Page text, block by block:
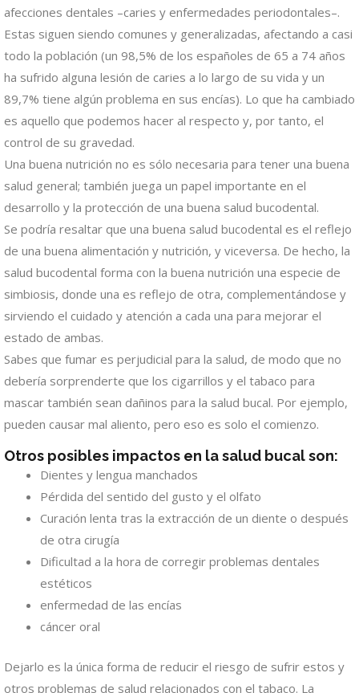
afecciones dentales –caries y enfermedades periodontales–.
Estas siguen siendo comunes y generalizadas, afectando a casi
todo la población (un 98,5% de los españoles de 65 a 74 años
ha sufrido alguna lesión de caries a lo largo de su vida y un
89,7% tiene algún problema en sus encías). Lo que ha cambiado
es aquello que podemos hacer al respecto y, por tanto, el
control de su gravedad.
Una buena nutrición no es sólo necesaria para tener una buena
salud general; también juega un papel importante en el
desarrollo y la protección de una buena salud bucodental.
Se podría resaltar que una buena salud bucodental es el reflejo
de una buena alimentación y nutrición, y viceversa. De hecho, la
salud bucodental forma con la buena nutrición una especie de
simbiosis, donde una es reflejo de otra, complementándose y
sirviendo el cuidado y atención a cada una para mejorar el
estado de ambas.
Sabes que fumar es perjudicial para la salud, de modo que no
debería sorprenderte que los cigarrillos y el tabaco para
mascar también sean dañinos para la salud bucal. Por ejemplo,
pueden causar mal aliento, pero eso es solo el comienzo.
Otros posibles impactos en la salud bucal son:
Dientes y lengua manchados
Pérdida del sentido del gusto y el olfato
Curación lenta tras la extracción de un diente o después
de otra cirugía
Dificultad a la hora de corregir problemas dentales
estéticos
enfermedad de las encías
cáncer oral
Dejarlo es la única forma de reducir el riesgo de sufrir estos y
otros problemas de salud relacionados con el tabaco. La